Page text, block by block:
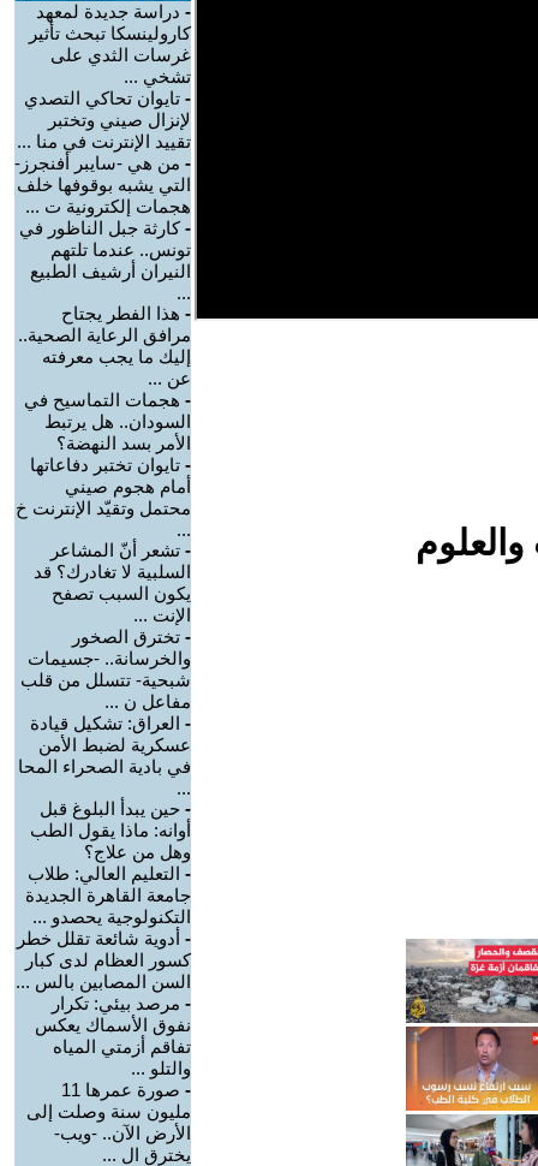
- دراسة جديدة لمعهد
كارولينسكا تبحث تأثير
غرسات الثدي على
تشخي ...
- تايوان تحاكي التصدي
لإنزال صيني وتختبر
تقييد الإنترنت في منا ...
- من هي -سايبر أفنجرز-
التي يشبه بوقوفها خلف
هجمات إلكترونية ت ...
-كارثة جبل الناظور في
تونس.. عندما تلتهم
النيران أرشيف الطبيع
...
- هذا الفطر يجتاح
مرافق الرعاية الصحية..
إليك ما يجب معرفته
عن ...
- هجمات التماسيح في
السودان.. هل يرتبط
الأمر بسد النهضة؟
- تايوان تختبر دفاعاتها
أمام هجوم صيني
محتمل وتقيّد الإنترنت خ
...
- تشعر أنّ المشاعر
السلبية لا تغادرك؟ قد
يكون السبب تصفح
الإنت ...
- تخترق الصخور
والخرسانة.. -جسيمات
شبحية- تتسلل من قلب
مفاعل ن ...
- العراق: تشكيل قيادة
عسكرية لضبط الأمن
في بادية الصحراء المحا
...
- حين يبدأ البلوغ قبل
أوانه: ماذا يقول الطب
وهل من علاج؟
- التعليم العالي: طلاب
جامعة القاهرة الجديدة
التكنولوجية يحصدو ...
- أدوية شائعة تقلل خطر
كسور العظام لدى كبار
السن المصابين بالس ...
- مرصد بيئي: تكرار
نفوق الأسماك يعكس
تفاقم أزمتي المياه
والتلو ...
-
صورة عمرها 11
مليون سنة وصلت إلى
الأرض الآن.. -ويب-
يخترق ال ...